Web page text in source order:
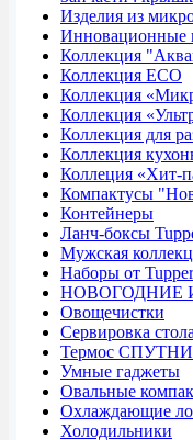
Изделия из
Инновационные
Коллекция
Коллекция ECO
Коллекция
Коллекция
Коллекция для
Коллекция
Коллеция «Хит-
Компактусы
Контейнеры
Ланч-боксы
Мужская
Наборы от
НОВОГОДНИЕ
Овощечистки
Сервировка стола
Термос
Умные гаджеты
Овальные
Охлаждающие
Холодильники